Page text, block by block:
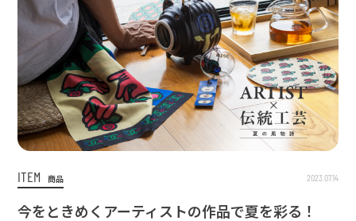
ITEM 商品 2023.07.14
今をときめくアーティストの作品で夏を彩る！